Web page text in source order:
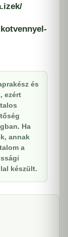
és
ezért
Ha
annak
a
készült.